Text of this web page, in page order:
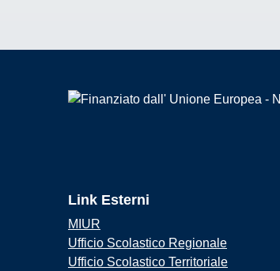
Link Esterni
MIUR
Ufficio Scolastico Regionale
Ufficio Scolastico Territoriale